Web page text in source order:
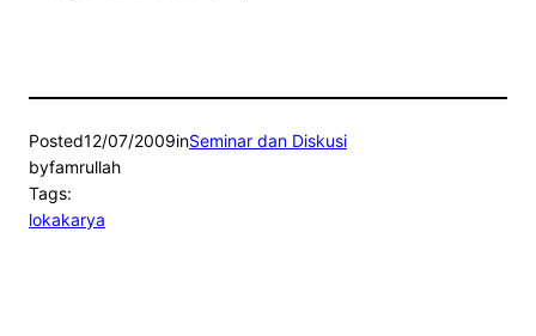
Posted12/07/2009inSeminar dan Diskusi
byfamrullah
Tags:
lokakarya